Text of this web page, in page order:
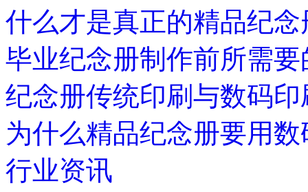
什么才是真正的精品纪
毕业纪念册制作前所需
纪念册传统印刷与数码
为什么精品纪念册要用
行业资讯